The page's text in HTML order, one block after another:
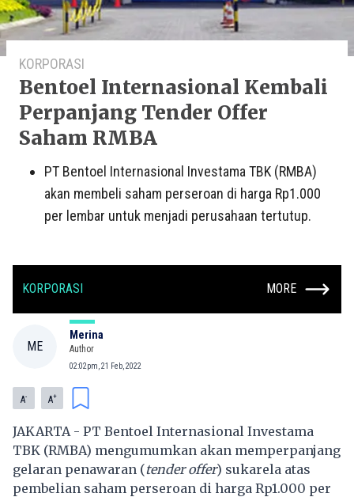
KORPORASI
Bentoel Internasional Kembali
Perpanjang Tender Offer
Saham RMBA
PT Bentoel Internasional Investama TBK (RMBA)
akan membeli saham perseroan di harga Rp1.000
per lembar untuk menjadi perusahaan tertutup.
KORPORASI MORE
ME
Merina
Author
02:02pm, 21 Feb, 2022
A- A+
JAKARTA - PT Bentoel Internasional Investama
TBK (RMBA) mengumumkan akan memperpanjang
gelaran penawaran (tender offer) sukarela atas
pembelian saham perseroan di harga Rp1.000 per